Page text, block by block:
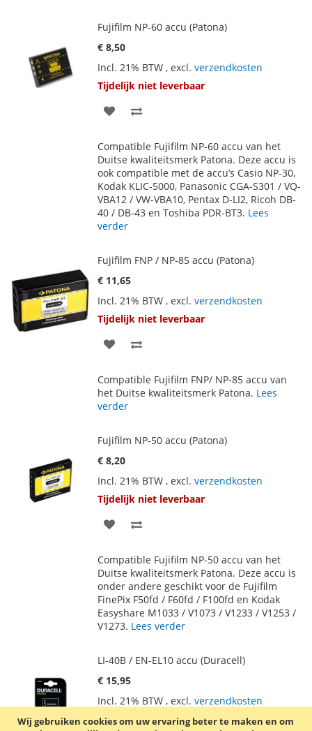
Wij gebruiken cookies om uw ervaring beter te maken en om
Fujifilm NP-60 accu (Patona)
€ 8,50
Incl. 21% BTW , excl. verzendkosten
Tijdelijk niet leverbaar
VOEG
AAN
VERLANGLIJST
TE
VERGELIJKEN
Compatible Fujifilm NP-60 accu van het
Duitse kwaliteitsmerk Patona. Deze accu is
ook compatible met de accu’s Casio NP-30,
Kodak KLIC-5000, Panasonic CGA-S301 / VQ-
VBA12 / VW-VBA10, Pentax D-LI2, Ricoh DB-
40 / DB-43 en Toshiba PDR-BT3. Lees
verder
Fujifilm FNP / NP-85 accu (Patona)
€ 11,65
Incl. 21% BTW , excl. verzendkosten
Tijdelijk niet leverbaar
VOEG
AAN TE
Compatible Fujifilm FNP/ NP-85 accu van
het Duitse kwaliteitsmerk Patona. Lees
verder
Fujifilm NP-50 accu (Patona)
€ 8,20
Incl. 21% BTW , excl. verzendkosten
Tijdelijk niet leverbaar
VOEG
AAN
VERLANGLIJST
TE
VERGELIJKEN
Compatible Fujifilm NP-50 accu van het
Duitse kwaliteitsmerk Patona. Deze accu is
onder andere geschikt voor de Fujifilm
FinePix F50fd / F60fd / F100fd en Kodak
Easyshare M1033 / V1073 / V1233 / V1253 /
V1273. Lees verder
LI-40B / EN-EL10 accu (Duracell)
€ 15,95
Incl. 21% BTW , excl. verzendkosten
100
% of100
Review Schrijf een review